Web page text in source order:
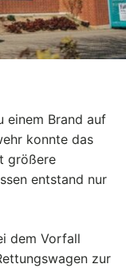
einem Brand auf
konnte das
größere
entstand nur
dem Vorfall
zur